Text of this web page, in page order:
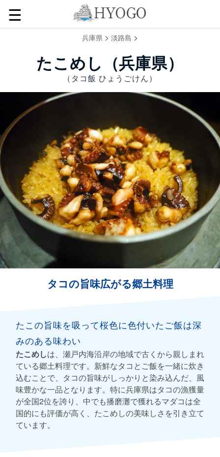
☰
兵庫県 > 淡路島 >
たこめし（兵庫県）
（タコ飯 ひょうごけん）
タコの旨味広がる郷土料理
たこの旨味を吸って桜色に色付いたご飯は深
みのある味わい
たこめしは、瀬戸内海沿岸の地域で古くから親しまれ
ている郷土料理です。新鮮なタコとご飯を一緒に炊き
込むことで、タコの旨味がしっかりと染み込んだ、風
味豊かな一品となります。特に兵庫県はタコの漁獲量
が全国2位を誇り、中でも播磨灘で獲れるマダコは全
国的にも評価が高く、たこめしの美味しさを引き立て
ています。